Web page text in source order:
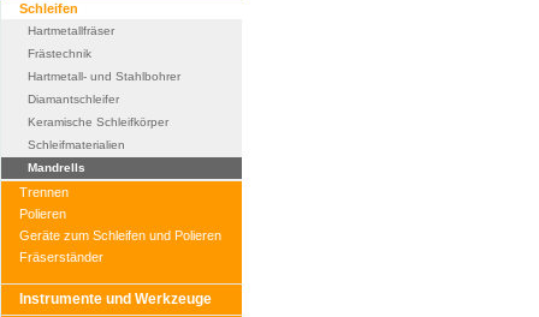
Schleifen
Hartmetallfräser
Frästechnik
Hartmetall- und Stahlbohrer
Diamantschleifer
Keramische Schleifkörper
Schleifmaterialien
Mandrells
Trennen
Polieren
Geräte zum Schleifen und Polieren
Fräserständer
Instrumente und Werkzeuge